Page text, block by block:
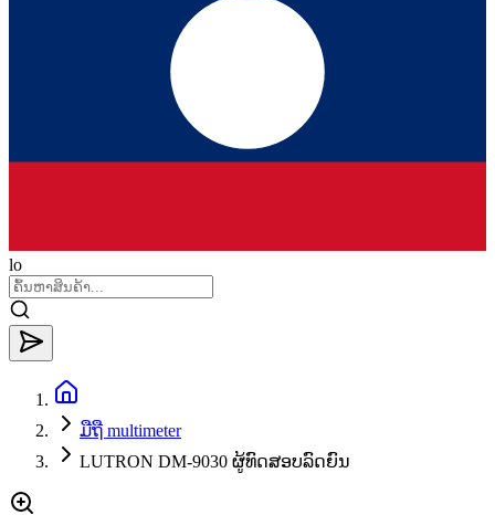
lo
ມືຖື multimeter
LUTRON DM-9030 ຜູ້​ທົດ​ສອບ​ລົດ​ຍົນ​